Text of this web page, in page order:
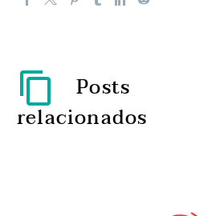
Posts
relacionados